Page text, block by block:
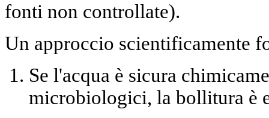
fonti non controllate).
Un approccio scientificamente
Se l'acqua è sicura
microbiologici, la bollitura è